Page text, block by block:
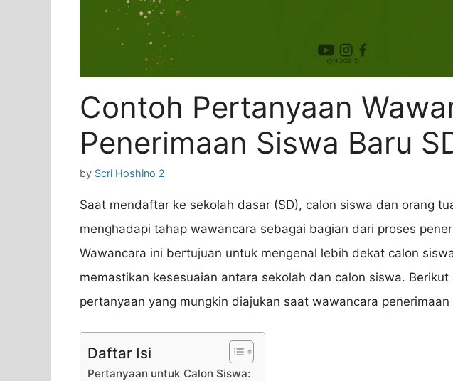
Contoh Pertanyaan
Penerimaan Siswa Baru
by Scri Hoshino 2
Saat mendaftar ke sekolah dasar (SD), calon siswa dan orang
menghadapi tahap wawancara sebagai bagian dari proses
Wawancara ini bertujuan untuk mengenal lebih dekat calon
memastikan kesesuaian antara sekolah dan calon siswa.
pertanyaan yang mungkin diajukan saat wawancara penerimaan
Daftar Isi
Pertanyaan untuk Calon Siswa: